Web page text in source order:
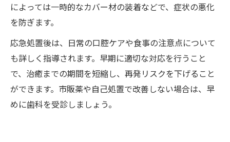
によっては一時的なカバー材の装着などで、症状の悪化
を防ぎます。
応急処置後は、日常の口腔ケアや食事の注意点について
も詳しく指導されます。早期に適切な対応を行うこと
で、治癒までの期間を短縮し、再発リスクを下げること
ができます。市販薬や自己処置で改善しない場合は、早
めに歯科を受診しましょう。